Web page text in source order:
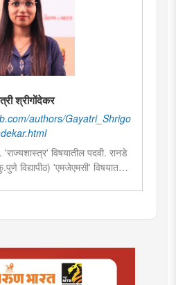
श्रीगोंदेकर
authors/Gayatri_Shrigo
विषयातील पदवी. रानडे
विद्यापीठ) 'एमजेएमसी' विषयात
सद्यस्थितीत 'इन्फ्रास्ट्रक्चर आणि